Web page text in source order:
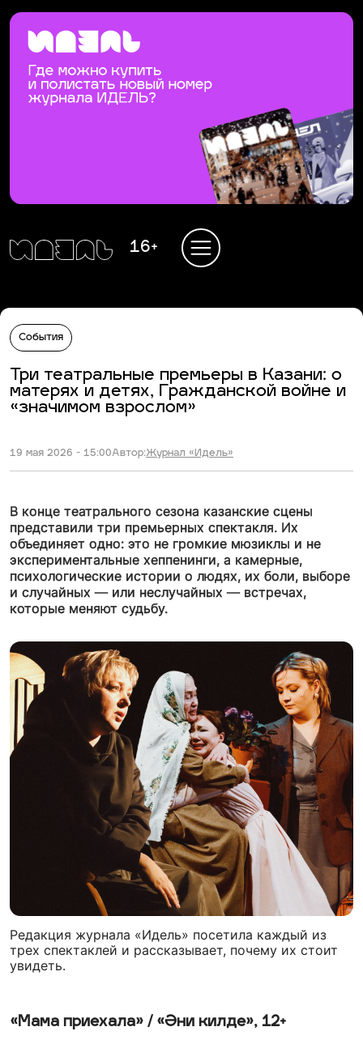
16+
События
Три театральные премьеры в Казани: о
матерях и детях, Гражданской войне и
«значимом взрослом»
19 мая 2026 - 15:00Автор:Журнал «Идель»
В конце театрального сезона казанские сцены
представили три премьерных спектакля. Их
объединяет одно: это не громкие мюзиклы и не
экспериментальные хеппенинги, а камерные,
психологические истории о людях, их боли, выборе
и случайных — или неслучайных — встречах,
которые меняют судьбу.
Редакция журнала «Идель» посетила каждый из
трех спектаклей и рассказывает, почему их стоит
увидеть.
«Мама приехала» / «Әни килде», 12+